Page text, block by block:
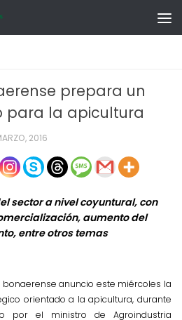
prepara un
para la apicultura
2016
sector a nivel coyuntural, con
aumento del
entre otros temas
bonaerense anuncio este miércoles la
orientado a la apicultura, durante
por el ministro de Agroindustria